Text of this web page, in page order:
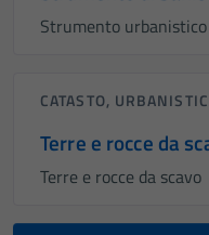
Strumento
CATASTO,
Terre e rocce da
Terre e rocce da scavo